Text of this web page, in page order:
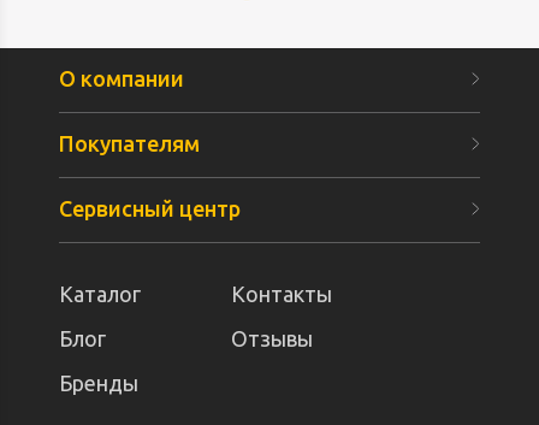
О компании
Покупателям
Сервисный центр
Каталог
Контакты
Блог
Отзывы
Бренды